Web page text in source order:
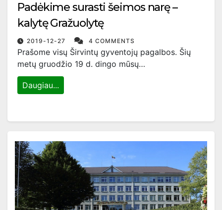
Padėkime surasti šeimos narę –
kalytę Gražuolytę
2019-12-27 4 COMMENTS
Prašome visų Širvintų gyventojų pagalbos. Šių
metų gruodžio 19 d. dingo mūsų…
Daugiau...